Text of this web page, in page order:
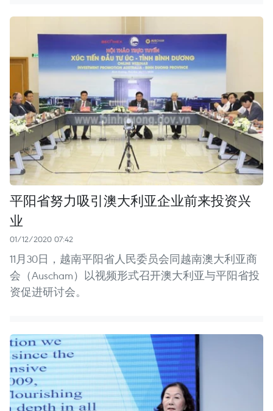
平阳省努力吸引澳大利亚企业前来投资兴
业
01/12/2020 07:42
11月30日，越南平阳省人民委员会同越南澳大利亚商
会（Auscham）以视频形式召开澳大利亚与平阳省投
资促进研讨会。